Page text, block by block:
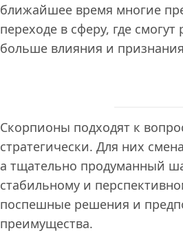
ближайшее время многие
переходе в сферу, где
больше влияния и
Скорпионы подходят к
стратегически. Для них
а тщательно продуманный
стабильному и
поспешные решения и
преимущества.